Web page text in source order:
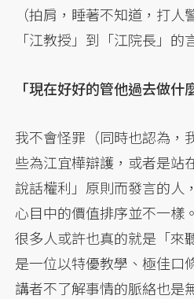
（拍肩，睡著不知道，打
「江教授」到「江院長」的
「現在好好的管他過去做什
我不會怪罪（同時也認為，
些為江宜樺辯護，或者是站
說話權利」原則而發言的人
心目中的價值排序並不一樣
很多人或許也真的就是「來
是一位以特優教學、極佳口
講者不了解事情的脈絡也是